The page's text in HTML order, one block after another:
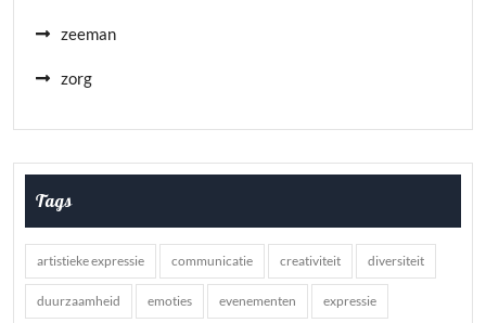
zeeman
zorg
Tags
artistieke expressie communicatie creativiteit diversiteit
duurzaamheid emoties evenementen expressie